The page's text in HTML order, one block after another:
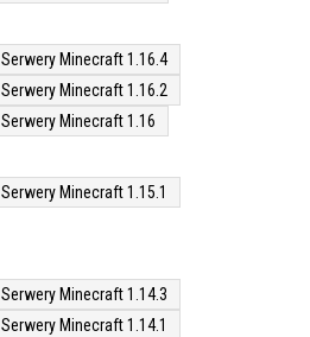
Serwery Minecraft 1.16.4
Serwery Minecraft 1.16.2
Serwery Minecraft 1.16
Serwery Minecraft 1.15.1
Serwery Minecraft 1.14.3
Serwery Minecraft 1.14.1